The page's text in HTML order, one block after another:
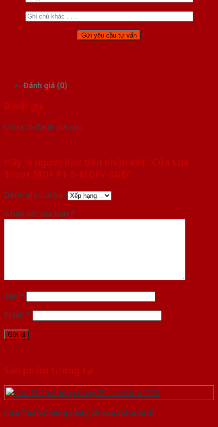
Đánh giá (0)
Đánh giá
Chưa có đánh giá nào.
Hãy là người đầu tiên nhận xét “Cửa Lùa
Trượt MDF P1-5-MDFV-SGD”
Đánh giá của bạn
Nhận xét của bạn *
Tên *
Email *
Sản phẩm tương tự
Cửa Thép Chống Cháy 2P van Gỗ-a-SGD